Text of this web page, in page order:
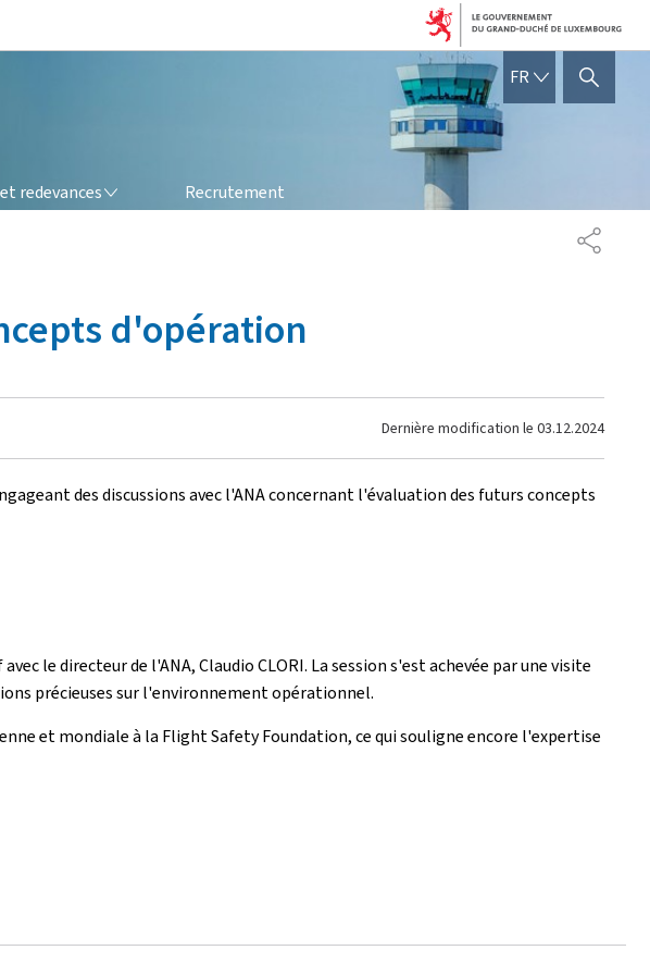
FR FRANÇAIS
AFFICHER / MASQUER
redevances
Recrutement
d'opération
Dernière modification le 03.12.2024
des discussions avec l'ANA concernant l'évaluation des futurs concepts
le directeur de l'ANA, Claudio CLORI. La session s'est achevée par une visite
précieuses sur l'environnement opérationnel.
et mondiale à la Flight Safety Foundation, ce qui souligne encore l'expertise